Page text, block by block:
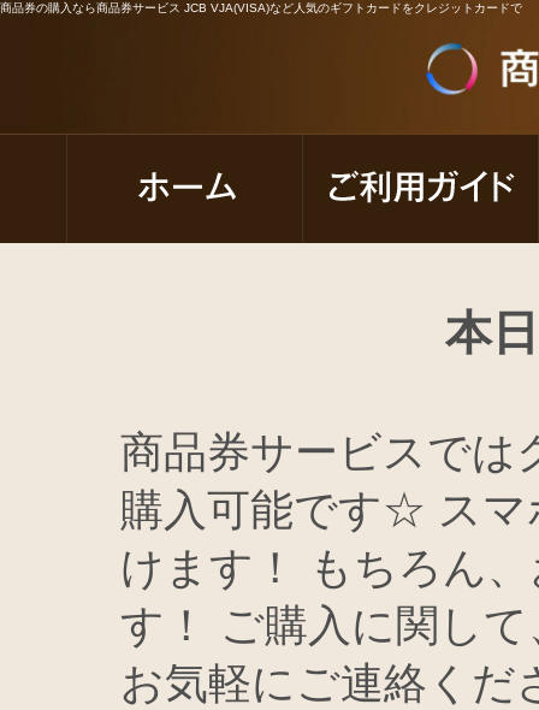
商品券の購入なら商品券サービス JCB VJA(VISA)など人気のギフトカードをクレジットカードで
本
商品券サービスでは
購入可能です☆ スマ
けます！ もちろん
す！ ご購入に関し
お気軽にご連絡くだ